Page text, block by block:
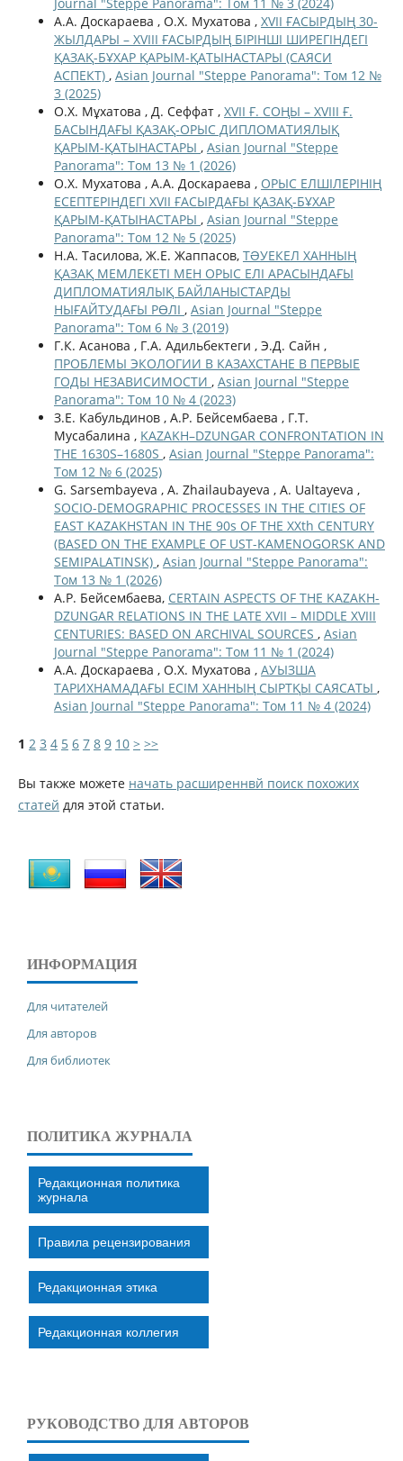
А.А. Доскараева , О.Х. Мухатова , XVII ҒАСЫРДЫҢ 30-
ЖЫЛДАРЫ – XVIIІ ҒАСЫРДЫҢ БІРІНШІ ШИРЕГІНДЕГІ
ҚАЗАҚ-БҰХАР ҚАРЫМ-ҚАТЫНАСТАРЫ (САЯСИ
АСПЕКТ) , Asian Journal "Steppe Panorama": Том 12 №
3 (2025)
О.Х. Мұхатова , Д. Сеффат , XVII Ғ. СОҢЫ – XVIII Ғ.
БАСЫНДАҒЫ ҚАЗАҚ-ОРЫС ДИПЛОМАТИЯЛЫҚ
ҚАРЫМ-ҚАТЫНАСТАРЫ , Asian Journal "Steppe
Panorama": Том 13 № 1 (2026)
О.Х. Мухатова , А.А. Доскараева , ОРЫС ЕЛШІЛЕРІНІҢ
ЕСЕПТЕРІНДЕГІ XVII ҒАСЫРДАҒЫ ҚАЗАҚ-БҰХАР
ҚАРЫМ-ҚАТЫНАСТАРЫ , Asian Journal "Steppe
Panorama": Том 12 № 5 (2025)
Н.А. Тасилова, Ж.Е. Жаппасов, ТƏУЕКЕЛ ХАННЫҢ
ҚАЗАҚ МЕМЛЕКЕТІ МЕН ОРЫС ЕЛІ АРАСЫНДАҒЫ
ДИПЛОМАТИЯЛЫҚ БАЙЛАНЫСТАРДЫ
НЫҒАЙТУДАҒЫ РӨЛІ , Asian Journal "Steppe
Panorama": Том 6 № 3 (2019)
Г.К. Асанова , Г.А. Адильбектеги , Э.Д. Сайн ,
ПРОБЛЕМЫ ЭКОЛОГИИ В КАЗАХСТАНЕ В ПЕРВЫЕ
ГОДЫ НЕЗАВИСИМОСТИ , Asian Journal "Steppe
Panorama": Том 10 № 4 (2023)
З.Е. Кабульдинов , А.Р. Бейсембаева , Г.Т.
Мусабалина , KAZAKH–DZUNGAR CONFRONTATION IN
THE 1630S–1680S , Asian Journal "Steppe Panorama":
Том 12 № 6 (2025)
G. Sarsembayeva , A. Zhailaubayeva , A. Ualtayeva ,
SOCIO-DEMOGRAPHIC PROCESSES IN THE CITIES OF
EAST KAZAKHSTAN IN THE 90s OF THE ХХth CENTURY
(BASED ON THE EXAMPLE OF UST-KAMENOGORSK AND
SEMIPALATINSK) , Asian Journal "Steppe Panorama":
Том 13 № 1 (2026)
А.Р. Бейсембаева, CERTAIN ASPECTS OF THE KAZAKH-
DZUNGAR RELATIONS IN THE LATE XVII – MIDDLE XVIII
CENTURIES: BASED ON ARCHIVAL SOURCES , Asian
Journal "Steppe Panorama": Том 11 № 1 (2024)
А.А. Доскараева , О.Х. Мухатова , АУЫЗША
ТАРИХНАМАДАҒЫ ЕСІМ ХАННЫҢ СЫРТҚЫ САЯСАТЫ ,
Asian Journal "Steppe Panorama": Том 11 № 4 (2024)
1 2 3 4 5 6 7 8 9 10 > >>
Вы также можете начать расширеннвй поиск похожих
статей для этой статьи.
ИНФОРМАЦИЯ
Для читателей
Для авторов
Для библиотек
ПОЛИТИКА ЖУРНАЛА
Редакционная политика
журнала
Правила рецензирования
Редакционная этика
Редакционная коллегия
РУКОВОДСТВО ДЛЯ АВТОРОВ